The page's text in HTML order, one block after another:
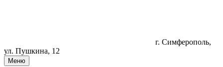
г. Симферополь,
ул. Пушкина, 12
Меню